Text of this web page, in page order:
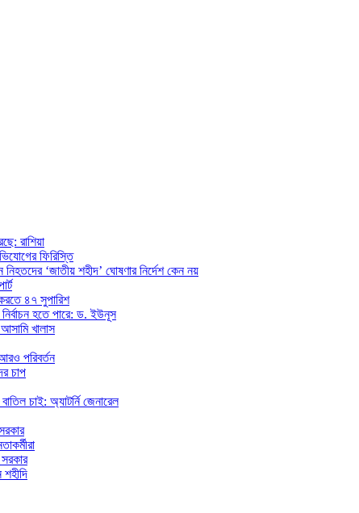
রাশিয়া
ফিরিস্তি
‘জাতীয় শহীদ’ ঘোষণার নির্দেশ কেন নয়
৪৭ সুপারিশ
হতে পারে: ড. ইউনূস
খালাস
পরিবর্তন
চাপ
চাই: অ্যাটর্নি জেনারেল